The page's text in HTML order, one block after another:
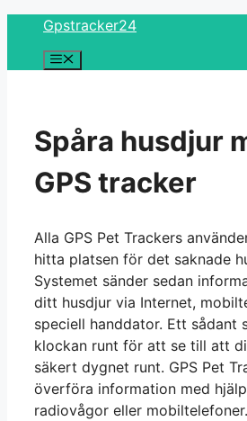
content
Gpstracker24
Menu
Spåra husdjur
GPS tracker
Alla GPS Pet Trackers
hitta platsen för det saknade
Systemet sänder sedan
ditt husdjur via Internet,
speciell handdator. Ett sådant
klockan runt för att se till att
säkert dygnet runt. GPS Pet
överföra information med
radiovågor eller